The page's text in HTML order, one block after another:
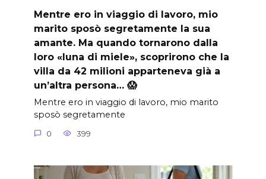
Mentre ero in viaggio di lavoro, mio
marito sposò segretamente la sua
amante. Ma quando tornarono dalla
loro «luna di miele», scoprirono che la
villa da 42 milioni apparteneva già a
un’altra persona… 😱
Mentre ero in viaggio di lavoro, mio marito
sposò segretamente
0 399